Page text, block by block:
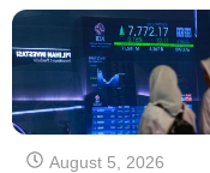
August 5, 2026